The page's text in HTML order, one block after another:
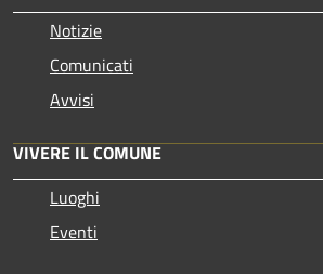
Notizie
Comunicati
Avvisi
VIVERE IL COMUNE
Luoghi
Eventi